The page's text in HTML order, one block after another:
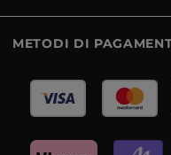
METODI DI